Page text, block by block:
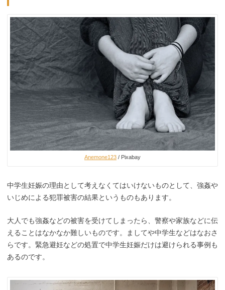
Anemone123 / Pixabay
中学生妊娠の理由として考えなくてはいけないものとして、強姦や
いじめによる犯罪被害の結果というものもあります。
大人でも強姦などの被害を受けてしまったら、警察や家族などに伝
えることはなかなか難しいものです。ましてや中学生などはなおさ
らです。緊急避妊などの処置で中学生妊娠だけは避けられる事例も
あるのです。